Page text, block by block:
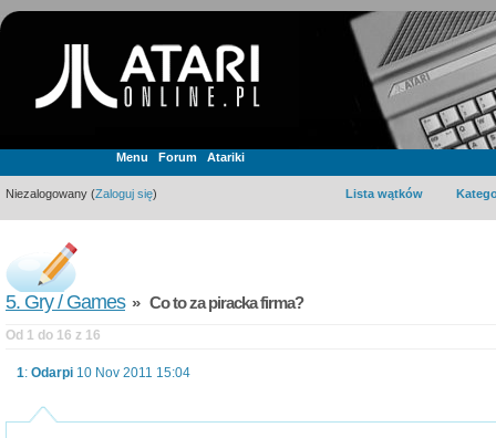
Menu Forum Atariki
Niezalogowany (Zaloguj się) Lista wątków
5. Gry / Games» Co to za piracka firma?
Od 1 do 16 z 16
1: Odarpi 10 Nov 2011 15:04